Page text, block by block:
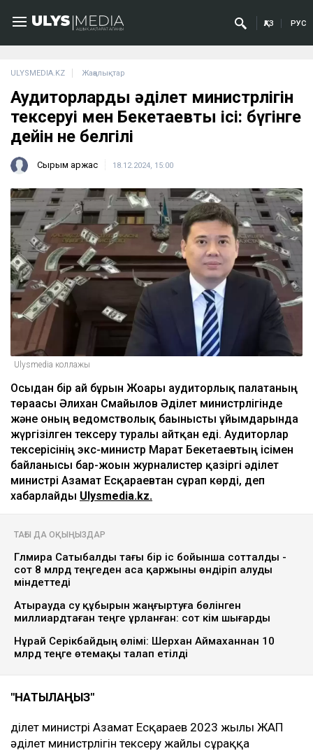
ҚАЗ РУС
ULYSMEDIA.KZ Жаңалықтар
Аудиторлардың әділет министрлігін
тексеруі мен Бекетаевтың ісі: бүгінге
дейін не белгілі
Сырым Қаржас 18.12.2024, 15:00
Ulysmedia коллажы
Осыдан бір ай бұрын Жоғары аудиторлық палатаның
төрағасы Әлихан Смайылов Әділет министрлігінде
және оның ведомстволық бағынысты ұйымдарында
жүргізілген тексеру туралы айтқан еді. Аудиторлар
тексерісінің экс-министр Марат Бекетаевтың ісімен
байланысы бар-жоғын журналистер қазіргі әділет
министрі Азамат Есқараевтан сұрап көрді, деп
хабарлайды Ulysmedia.kz.
ТАҒЫ ДА ОҚЫҢЫЗДАР
Гүлмира Сатыбалды тағы бір іс бойынша сотталды -
сот 8 млрд теңгеден аса қаржыны өндіріп алуды
міндеттеді
Атырауда су құбырын жаңғыртуға бөлінген
миллиардтаған теңге ұрланған: сот үкім шығарды
Нұрай Серікбайдың өлімі: Шерхан Аймаханнан 10
млрд теңге өтемақы талап етілді
"НАҚТЫЛАҢЫЗ"
Әділет министрі Азамат Есқараев 2023 жылы ЖАП
әділет министрлігін тексеру жайлы сұраққа